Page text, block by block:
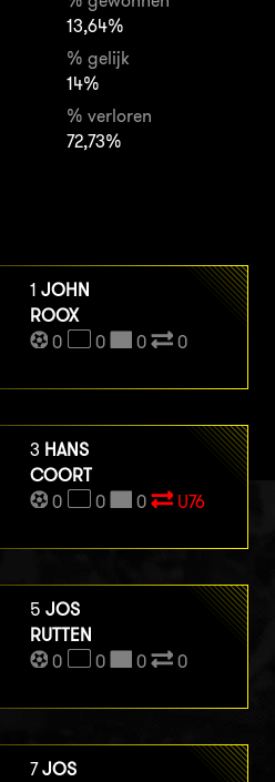
13,64%
% gelijk
14%
% verloren
72,73%
1 JOHN
ROOX
0
0 0 0
3 HANS
COORT
0
0 0 U76
5 JOS
RUTTEN
0
0 0 0
7JOS